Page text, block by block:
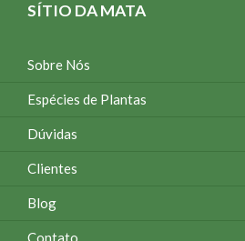
SÍTIO DA MATA
Sobre Nós
Espécies de Plantas
Dúvidas
Clientes
Blog
Contato